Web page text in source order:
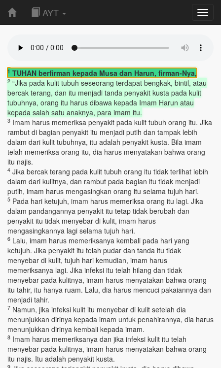
AYT
1 TUHAN berfirman kepada Musa dan Harun, firman-Nya,
2 “Jika pada kulit tubuh seseorang terdapat bengkak, bintil, atau
bercak terang, dan itu menjadi tanda penyakit kusta pada kulit
tubuhnya, orang itu harus dibawa kepada Imam Harun atau
kepada salah satu anaknya, para imam itu.
3 Imam harus memeriksa penyakit pada kulit tubuh orang itu. Jika
rambut di bagian penyakit itu menjadi putih dan tampak lebih
dalam dari kulit tubuhnya, itu adalah penyakit kusta. Bila imam
telah memeriksa orang itu, dia harus menyatakan bahwa orang
itu najis.
4 Jika bercak terang pada kulit tubuh orang itu tidak terlihat lebih
dalam dari kulitnya, dan rambut pada bagian itu tidak menjadi
putih, imam harus mengasingkan orang itu selama tujuh hari.
5 Pada hari ketujuh, imam harus memeriksa orang itu lagi. Jika
dalam pandangannya penyakit itu tetap tidak berubah dan
penyakit itu tidak menyebar di kulit, imam harus
mengasingkannya lagi selama tujuh hari.
6 Lalu, imam harus memeriksanya kembali pada hari yang
ketujuh. Jika penyakit itu telah pudar dan tanda itu tidak
menyebar di kulit, tujuh hari kemudian, imam harus
memeriksanya lagi. Jika infeksi itu telah hilang dan tidak
menyebar pada kulitnya, imam harus menyatakan bahwa orang
itu tahir, itu hanya ruam. Lalu, dia harus mencuci pakaiannya dan
menjadi tahir.
7 Namun, jika infeksi kulit itu menyebar di kulit setelah dia
menunjukkan dirinya kepada imam untuk penahirannya, dia harus
menunjukkan dirinya kembali kepada imam.
8 Imam harus memeriksanya dan jika infeksi kulit itu telah
menyebar pada kulitnya, imam harus menyatakan bahwa orang
itu najis. Itu adalah penyakit kusta.